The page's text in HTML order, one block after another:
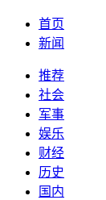
首页
新闻
推荐
社会
军事
娱乐
财经
历史
国内